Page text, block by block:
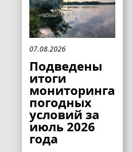
07.08.2026
Подведены
итоги
мониторинга
погодных
условий за
июль 2026
года